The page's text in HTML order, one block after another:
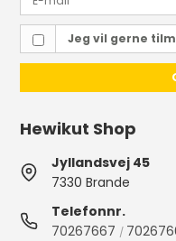
Jeg vil gerne
Hewikut Shop
Jyllandsvej 45
7330 Brande
Telefonnr.
70267667 /